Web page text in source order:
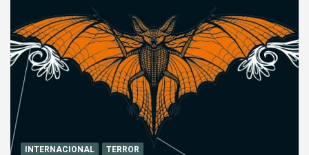
INTERNACIONAL TERROR